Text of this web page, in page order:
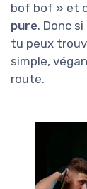
bof bof » et
pure. Donc
tu peux
simple,
route.